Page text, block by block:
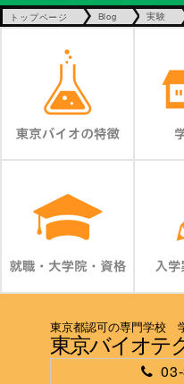
トップページ Blog 実験
東京都認可の専門学校
東京バイオテ